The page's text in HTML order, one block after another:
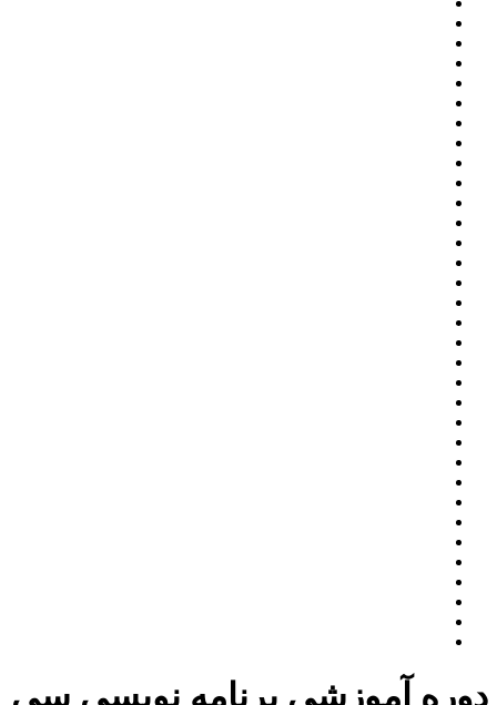
دوره آموزشی برنامه نویسی سی